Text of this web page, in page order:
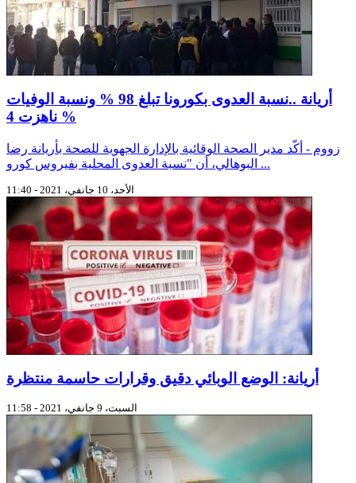
أريانة ..نسبة العدوى بكورونا تبلغ 98 % ونسبة الوفيات
ناهزت 4 %
زووم - أكّد مدير الصحة الوقائية بالإدارة الجهوية للصحة بأريانة رضا
البوهالي، أن "نسبة العدوى المحلية بفيروس كورو ...
الأحد، 10 جانفي، 2021 - 11:40
أريانة: الوضع الوبائي دقيق وقرارات حاسمة منتظرة
السبت، 9 جانفي، 2021 - 11:58